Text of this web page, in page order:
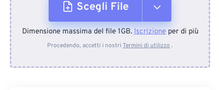
Scegli File
Dal dispositivo
Dimensione massima del file 1GB.Iscrizioneper di più
Procedendo, accetti i nostri Termini di utilizzo .